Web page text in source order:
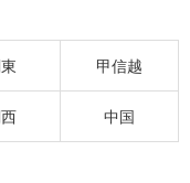
甲信越
中国